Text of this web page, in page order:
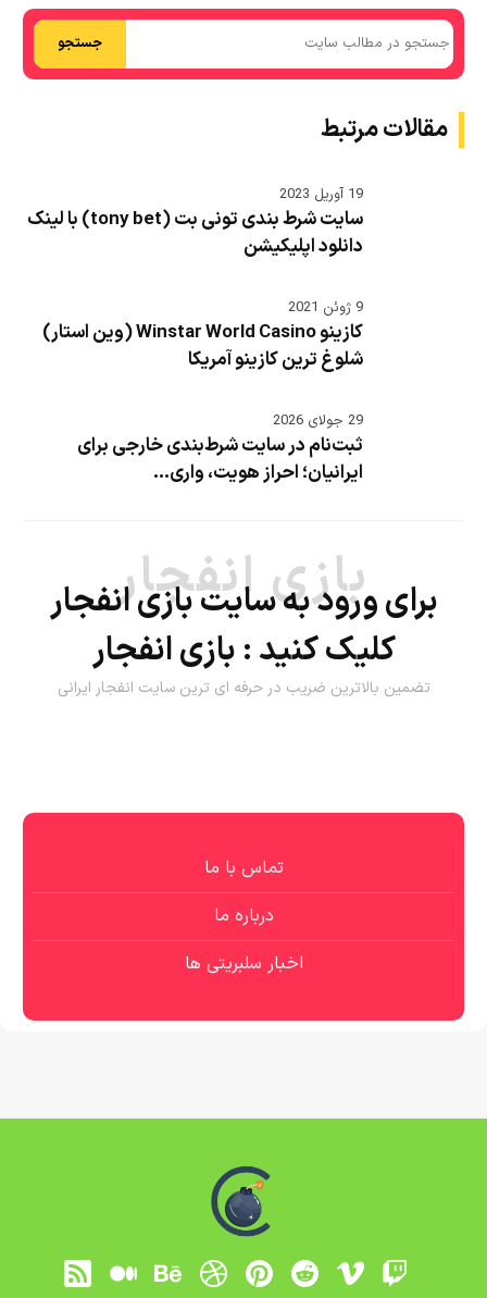
جستجو
مقالات مرتبط
19 آوریل 2023
سایت شرط بندی تونی بت (tony bet) با لینک
دانلود اپلیکیشن
9 ژوئن 2021
کازینو Winstar World Casino (وین استار)
شلوغ ترین کازینو آمریکا
29 جولای 2026
ثبت‌نام در سایت شرط‌بندی خارجی برای
ایرانیان؛ احراز هویت، واری...
بازی انفجار
برای ورود به سایت بازی انفجار
کلیک کنید : بازی انفجار
تضمین بالاترین ضریب در حرفه ای ترین سایت انفجار ایرانی
تماس با ما
درباره ما
اخبار سلبریتی ها